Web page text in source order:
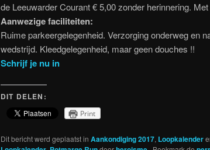
de Leeuwarder Courant € 5,00 zonder herinnering.
Aanwezige faciliteiten:
Ruime parkeergelegenheid. Verzorging onderweg en
wedstrijd. Kleedgelegenheid, maar geen douches !!
Schrijf je nu in
DIT DELEN:
Print
Dit bericht werd geplaatst in Aankondiging 2017, Loopkalender